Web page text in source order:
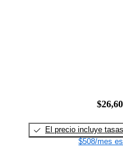
El precio incluye tasas
$508/mes